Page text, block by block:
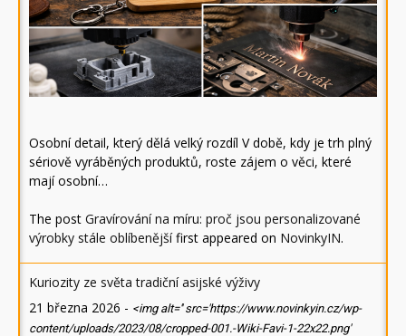
Osobní detail, který dělá velký rozdíl V době, kdy je trh plný
sériově vyráběných produktů, roste zájem o věci, které
mají osobní…
The post Gravírování na míru: proč jsou personalizované
výrobky stále oblíbenějšífirst appeared on NovinkyIN.
Kuriozity ze světa tradiční asijské výživy
21 března 2026 - <img alt='' src='https://www.novinkyin.cz/wp-
content/uploads/2023/08/cropped-001.-Wiki-Favi-1-22x22.png'